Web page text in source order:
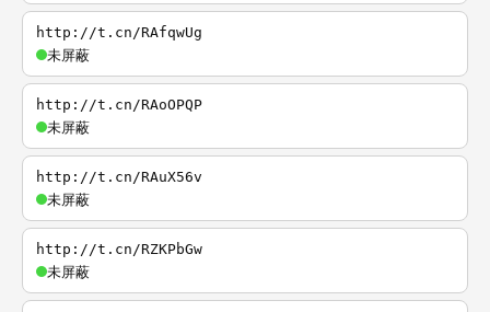
http://t.cn/RAfqwUg
未屏蔽
http://t.cn/RAoOPQP
未屏蔽
http://t.cn/RAuX56v
未屏蔽
http://t.cn/RZKPbGw
未屏蔽